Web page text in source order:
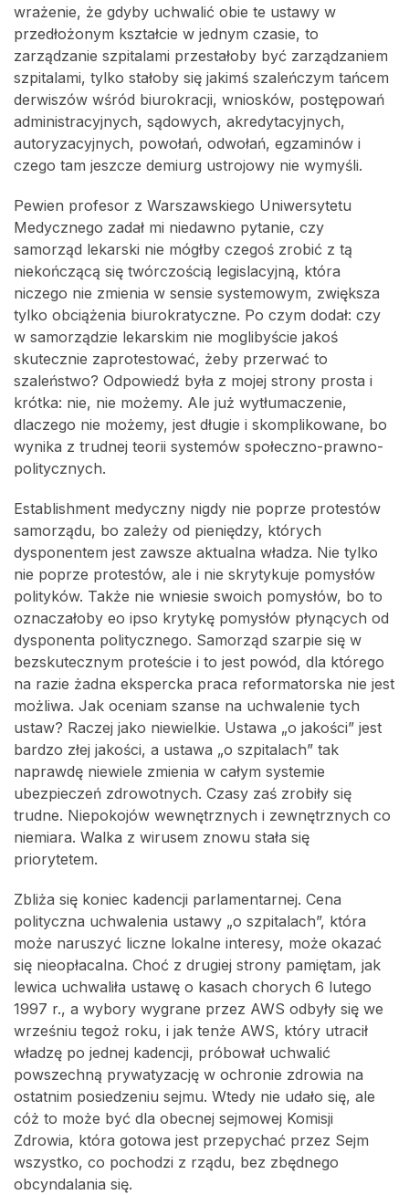
wrażenie, że gdyby uchwalić obie te ustawy w
przedłożonym kształcie w jednym czasie, to
zarządzanie szpitalami przestałoby być zarządzaniem
szpitalami, tylko stałoby się jakimś szaleńczym tańcem
derwiszów wśród biurokracji, wniosków, postępowań
administracyjnych, sądowych, akredytacyjnych,
autoryzacyjnych, powołań, odwołań, egzaminów i
czego tam jeszcze demiurg ustrojowy nie wymyśli.
Pewien profesor z Warszawskiego Uniwersytetu
Medycznego zadał mi niedawno pytanie, czy
samorząd lekarski nie mógłby czegoś zrobić z tą
niekończącą się twórczością legislacyjną, która
niczego nie zmienia w sensie systemowym, zwiększa
tylko obciążenia biurokratyczne. Po czym dodał: czy
w samorządzie lekarskim nie moglibyście jakoś
skutecznie zaprotestować, żeby przerwać to
szaleństwo? Odpowiedź była z mojej strony prosta i
krótka: nie, nie możemy. Ale już wytłumaczenie,
dlaczego nie możemy, jest długie i skomplikowane, bo
wynika z trudnej teorii systemów społeczno-prawno-
politycznych.
Establishment medyczny nigdy nie poprze protestów
samorządu, bo zależy od pieniędzy, których
dysponentem jest zawsze aktualna władza. Nie tylko
nie poprze protestów, ale i nie skrytykuje pomysłów
polityków. Także nie wniesie swoich pomysłów, bo to
oznaczałoby eo ipso krytykę pomysłów płynących od
dysponenta politycznego. Samorząd szarpie się w
bezskutecznym proteście i to jest powód, dla którego
na razie żadna ekspercka praca reformatorska nie jest
możliwa. Jak oceniam szanse na uchwalenie tych
ustaw? Raczej jako niewielkie. Ustawa „o jakości” jest
bardzo złej jakości, a ustawa „o szpitalach” tak
naprawdę niewiele zmienia w całym systemie
ubezpieczeń zdrowotnych. Czasy zaś zrobiły się
trudne. Niepokojów wewnętrznych i zewnętrznych co
niemiara. Walka z wirusem znowu stała się
priorytetem.
Zbliża się koniec kadencji parlamentarnej. Cena
polityczna uchwalenia ustawy „o szpitalach”, która
może naruszyć liczne lokalne interesy, może okazać
się nieopłacalna. Choć z drugiej strony pamiętam, jak
lewica uchwaliła ustawę o kasach chorych 6 lutego
1997 r., a wybory wygrane przez AWS odbyły się we
wrześniu tegoż roku, i jak tenże AWS, który utracił
władzę po jednej kadencji, próbował uchwalić
powszechną prywatyzację w ochronie zdrowia na
ostatnim posiedzeniu sejmu. Wtedy nie udało się, ale
cóż to może być dla obecnej sejmowej Komisji
Zdrowia, która gotowa jest przepychać przez Sejm
wszystko, co pochodzi z rządu, bez zbędnego
obcyndalania się.